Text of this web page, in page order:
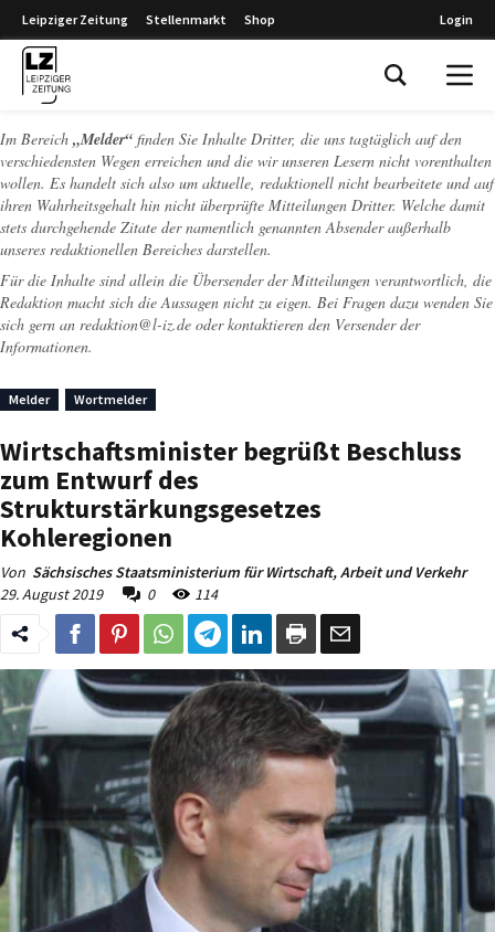
Leipziger Zeitung Stellenmarkt Shop Login
Im Bereich „Melder“ finden Sie Inhalte Dritter, die uns tagtäglich auf den
verschiedensten Wegen erreichen und die wir unseren Lesern nicht vorenthalten
wollen. Es handelt sich also um aktuelle, redaktionell nicht bearbeitete und auf
ihren Wahrheitsgehalt hin nicht überprüfte Mitteilungen Dritter. Welche damit
stets durchgehende Zitate der namentlich genannten Absender außerhalb
unseres redaktionellen Bereiches darstellen.
Für die Inhalte sind allein die Übersender der Mitteilungen verantwortlich, die
Redaktion macht sich die Aussagen nicht zu eigen. Bei Fragen dazu wenden Sie
sich gern an redaktion@l-iz.de oder kontaktieren den Versender der
Informationen.
Melder Wortmelder
Wirtschaftsminister begrüßt Beschluss
zum Entwurf des
Strukturstärkungsgesetzes
Kohleregionen
Von Sächsisches Staatsministerium für Wirtschaft, Arbeit und Verkehr
29. August 2019
0 114